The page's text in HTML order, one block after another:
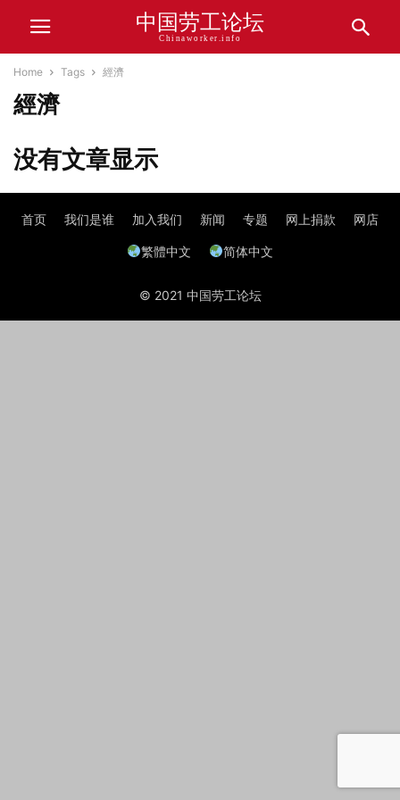
中国劳工论坛
Chinaworker.info
Home Tags 經濟
經濟
没有文章显示
首页 我们是谁 加入我们 新闻 专题 网上捐款 网店
繁體中文 简体中文
© 2021 中国劳工论坛